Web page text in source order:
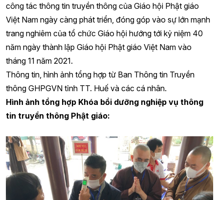
công tác thông tin truyền thông của Giáo hội Phật giáo
Việt Nam ngày càng phát triển, đóng góp vào sự lớn mạnh
trang nghiêm của tổ chức Giáo hội hướng tới kỷ niệm 40
năm ngày thành lập Giáo hội Phật giáo Việt Nam vào
tháng 11 năm 2021.
Thông tin, hình ảnh tổng hợp từ Ban Thông tin Truyền
thông GHPGVN tỉnh TT. Huế và các cá nhân.
Hình ảnh tổng hợp Khóa bồi dưỡng nghiệp vụ thông
tin truyền thông Phật giáo: